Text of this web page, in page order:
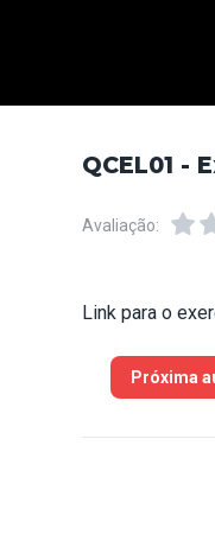
QCEL01 -
Avaliação:
Link para o
Próxima